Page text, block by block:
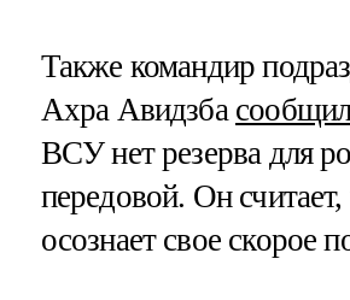
Также командир
Ахра Авидзба
ВСУ нет резерва для
передовой. Он считает,
осознает свое скорое